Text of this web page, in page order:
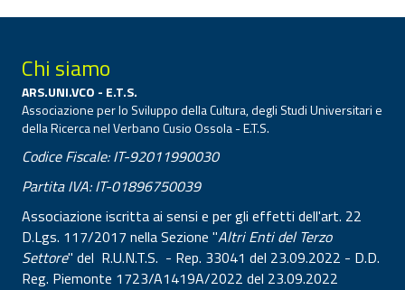
Chi siamo
ARS.UNI.VCO - E.T.S.
Associazione per lo Sviluppo della Cultura, degli Studi Universitari e
della Ricerca nel Verbano Cusio Ossola - E.T.S.
Codice Fiscale: IT-92011990030
Partita IVA: IT-01896750039
Associazione iscritta ai sensi e per gli effetti dell'art. 22
D.Lgs. 117/2017 nella Sezione "Altri Enti del Terzo
Settore" del R.U.N.T.S. - Rep. 33041 del 23.09.2022 - D.D.
Reg. Piemonte 1723/A1419A/2022 del 23.09.2022